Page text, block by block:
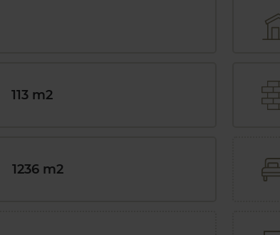
113 m2
1236 m2